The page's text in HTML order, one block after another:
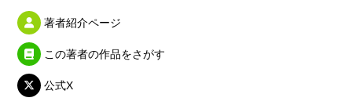
著者紹介ページ
この著者の作品をさがす
公式X